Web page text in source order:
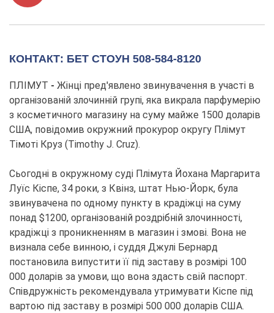
КОНТАКТ: БЕТ СТОУН 508-584-8120
ПЛІМУТ - Жінці пред'явлено звинувачення в участі в
організованій злочинній групі, яка викрала парфумерію
з косметичного магазину на суму майже 1500 доларів
США, повідомив окружний прокурор округу Плімут
Тімоті Круз (Timothy J. Cruz).
Сьогодні в окружному суді Плімута Йохана Маргарита
Луїс Кіспе, 34 роки, з Квінз, штат Нью-Йорк, була
звинувачена по одному пункту в крадіжці на суму
понад $1200, організованій роздрібній злочинності,
крадіжці з проникненням в магазин і змові. Вона не
визнала себе винною, і суддя Джулі Бернард
постановила випустити її під заставу в розмірі 100
000 доларів за умови, що вона здасть свій паспорт.
Співдружність рекомендувала утримувати Кіспе під
вартою під заставу в розмірі 500 000 доларів США.